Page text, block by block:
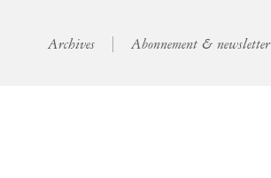
Archives Abonnement & newsletter